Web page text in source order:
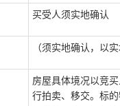
买受人须实地确认
（须实地确认，以
房屋具体境况以竞
行拍卖、移交。标